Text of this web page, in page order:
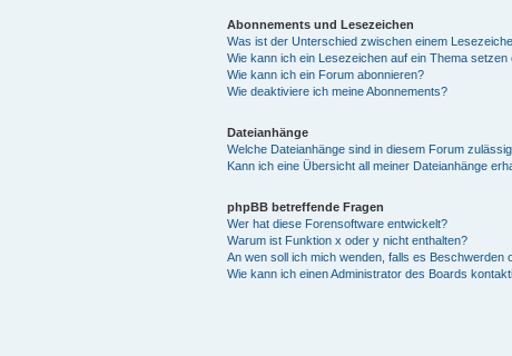
Abonnements und Lesezeichen
Was ist der Unterschied zwischen einem
Wie kann ich ein Lesezeichen auf ein Thema
Wie kann ich ein Forum abonnieren?
Wie deaktiviere ich meine Abonnements?
Dateianhänge
Welche Dateianhänge sind in diesem Forum
Kann ich eine Übersicht all meiner Dateianhänge
phpBB betreffende Fragen
Wer hat diese Forensoftware entwickelt?
Warum ist Funktion x oder y nicht enthalten?
An wen soll ich mich wenden, falls es
Wie kann ich einen Administrator des Boards